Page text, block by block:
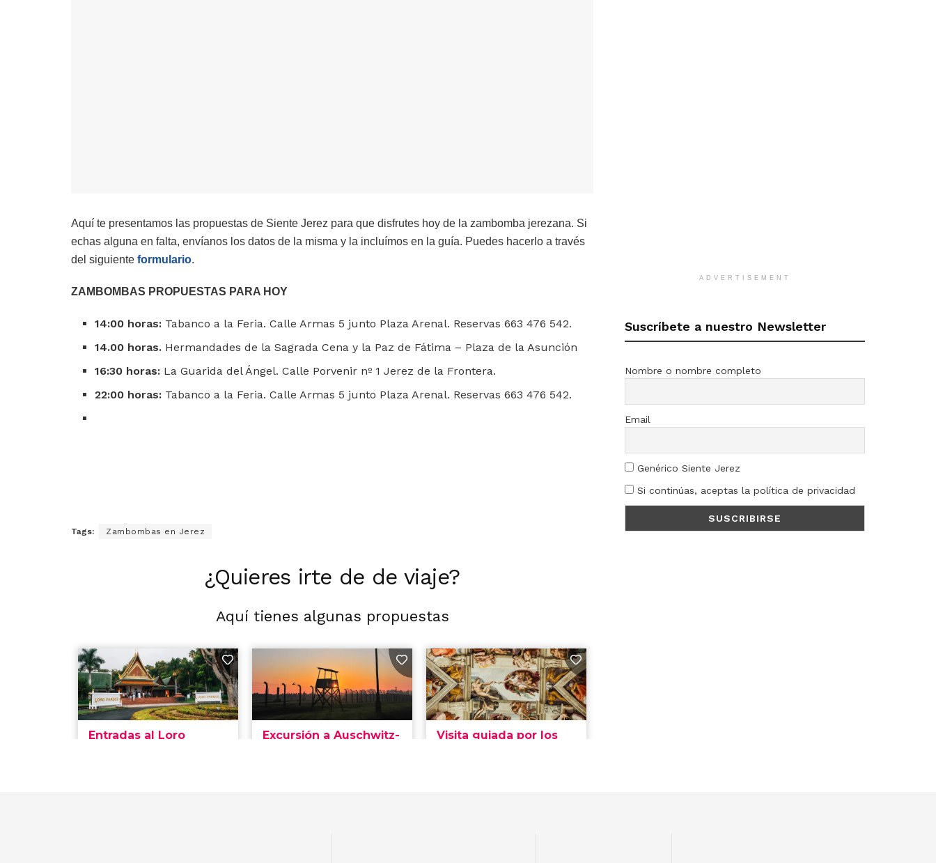
Aquí te presentamos las propuestas de Siente Jerez para que disfrutes hoy de la zambomba jerezana. Si
echas alguna en falta, envíanos los datos de la misma y la incluímos en la guía. Puedes hacerlo a través
del siguiente formulario.
ZAMBOMBAS PROPUESTAS PARA HOY
14:00 horas: Tabanco a la Feria. Calle Armas 5 junto Plaza Arenal. Reservas 663 476 542.
14.00 horas. Hermandades de la Sagrada Cena y la Paz de Fátima – Plaza de la Asunción
16:30 horas: La Guarida del Ángel. Calle Porvenir nº 1 Jerez de la Frontera.
22:00 horas: Tabanco a la Feria. Calle Armas 5 junto Plaza Arenal. Reservas 663 476 542.
Tags: Zambombas en Jerez
¿Quieres irte de de viaje?
Aquí tienes algunas propuestas
ADVERTISEMENT
Suscríbete a nuestro Newsletter
Nombre o nombre completo
Email
Genérico Siente Jerez
Si continúas, aceptas la política de privacidad